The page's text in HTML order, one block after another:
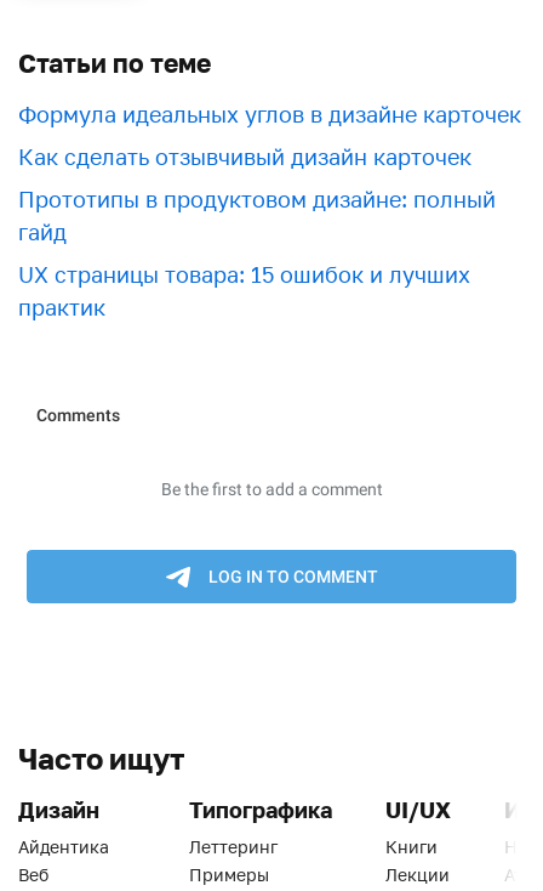
Статьи по теме
Формула идеальных углов в дизайне карточек
Как сделать отзывчивый дизайн карточек
Прототипы в продуктовом дизайне: полный
гайд
UX страницы товара: 15 ошибок и лучших
практик
Часто ищут
Дизайн
Айдентика
Веб
Типографика
Леттеринг
Примеры
UI/UX
Книги
Лекции